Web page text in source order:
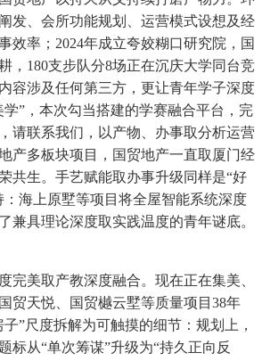
发、会所功能规划、运营模式设想及经
效率；2024年成立夸姣糊口研究院，国
，180支步队分8场正在沉庆大学同台竞
容涉及任何第三方，更让青年学子深度
学”，本次勾当搭建的学赛融合平台，完
请联系我们，以产物、办事取分析运营
产多板块项目，国贸地产一直取厦门经
共生。手艺赋能取办事升级同样是“好
：海上原墅等项目将全屋智能系统深度
兼具理论深度取实践温度的青年谜底。
美取产教深度融合。现在正在集美、
贸天悦、国贸樾云墅等质量项目38年
”尺度拆解为可触摸的细节：规划上，
标从“单次筹谋”升级为“持久正向反